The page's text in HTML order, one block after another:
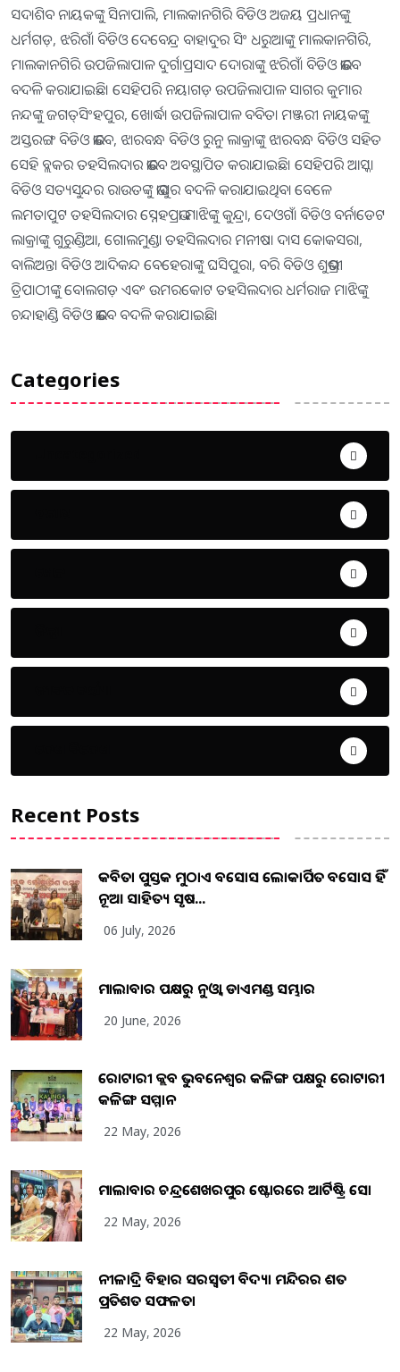
ସଦାଶିବ ନାୟକଙ୍କୁ ସିନାପାଲି, ମାଲକାନଗିରି ବିଡିଓ ଅଜୟ ପ୍ରଧାନଙ୍କୁ
ଧର୍ମଗଡ଼, ଝରିଗାଁ ବିଡିଓ ଦେବେନ୍ଦ୍ର ବାହାଦୁର ସିଂ ଧରୁଆଙ୍କୁ ମାଲକାନଗିରି,
ମାଲକାନଗିରି ଉପଜିଲାପାଳ ଦୁର୍ଗାପ୍ରସାଦ ଦୋରାଙ୍କୁ ଝରିଗାଁ ବିଡିଓ ଭାବେ
ବଦଳି କରାଯାଇଛି। ସେହିପରି ନୟାଗଡ଼ ଉପଜିଲାପାଳ ସାଗର କୁମାର
ନନ୍ଦଙ୍କୁ ଜଗତ୍‌ସିଂହପୁର, ଖୋର୍ଦ୍ଧା ଉପଜିଲାପାଳ ବବିତା ମଞ୍ଜରୀ ନାୟକଙ୍କୁ
ଅସ୍ତରଙ୍ଗ ବିଡିଓ ଭାବେ, ଝାରବନ୍ଧ ବିଡିଓ ରୁନୁ ଲାକ୍ରାଙ୍କୁ ଝାରବନ୍ଧ ବିଡିଓ ସହିତ
ସେହି ବ୍ଲକର ତହସିଲଦାର ଭାବେ ଅବସ୍ଥାପିତ କରାଯାଇଛି। ସେହିପରି ଆସ୍କା
ବିଡିଓ ସତ୍ୟସୁନ୍ଦର ରାଉତଙ୍କୁ ଭାପୁର ବଦଳି କରାଯାଇଥିବା ବେଳେ
ଲମତାପୁଟ ତହସିଲଦାର ସ୍ନେହପ୍ରଭା ମାଝିଙ୍କୁ କୁନ୍ଦ୍ରା, ଦେଓଗାଁ ବିଡିଓ ବର୍ନାଡେଟ
ଲାକ୍ରାଙ୍କୁ ଗୁରୁଣ୍ଡିଆ, ଗୋଲମୁଣ୍ଡା ତହସିଲଦାର ମନୀଷା ଦାସ କୋକସରା,
ବାଲିଅନ୍ତା ବିଡିଓ ଆଦିକନ୍ଦ ବେହେରାଙ୍କୁ ଘସିପୁରା, ବରି ବିଡିଓ ଶୁଭଶ୍ରୀ
ତ୍ରିପାଠୀଙ୍କୁ ବୋଲଗଡ଼ ଏବଂ ଉମରକୋଟ ତହସିଲଦାର ଧର୍ମରାଜ ମାଝିଙ୍କୁ
ଚନ୍ଦାହାଣ୍ଡି ବିଡିଓ ଭାବେ ବଦଳି କରାଯାଇଛି।
Categories
Recent Posts
କବିତା ପୁସ୍ତକ ମୁଠାଏ ଅବସୋସ ଲୋକାର୍ପିତ ଅବସୋସ ହିଁ
ନୂଆ ସାହିତ୍ୟ ସୃଷ...
06 July, 2026
ମାଲାବାର ପକ୍ଷରୁ ନୁଓ୍ବା ଡାଏମଣ୍ଡ ସମ୍ଭାର
20 June, 2026
ରୋଟାରୀ କ୍ଲବ ଭୁବନେଶ୍ୱର କଳିଙ୍ଗ ପକ୍ଷରୁ ରୋଟାରୀ
କଳିଙ୍ଗ ସମ୍ମାନ
22 May, 2026
ମାଲାବାର ଚନ୍ଦ୍ରଶେଖରପୁର ଷ୍ଟୋରରେ ଆର୍ଟିଷ୍ଟ୍ରି ସୋ
22 May, 2026
ନୀଳାଦ୍ରି ବିହାର ସରସ୍ୱତୀ ବିଦ୍ୟା ମନ୍ଦିରର ଶତ
ପ୍ରତିଶତ ସଫଳତା
22 May, 2026